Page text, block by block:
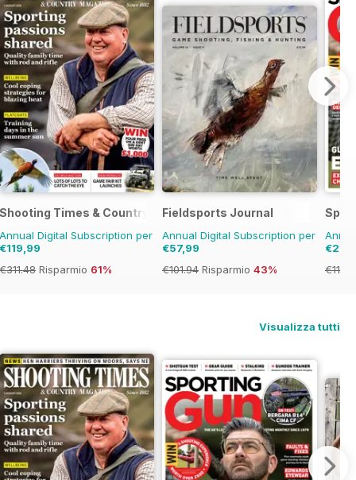
Shooting Times & Country
Annual Digital Subscription per
€119,99
€311.48 Risparmio 61%
Fieldsports Journal
Annual Digital Subscription per
€57,99
€101.94 Risparmio 43%
Visualizza tutti